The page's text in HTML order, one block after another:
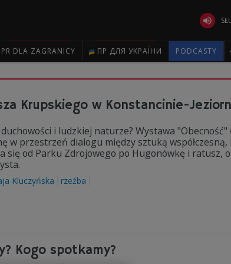

PR DLA ZAGRANICY ПР ДЛЯ УКРАЇНИ PODCASTY
Krupskiego w Konstancinie-
i ludzkiej naturze? Wystawa "Obecność"
w przestrzeń dialogu między sztuką
się od Parku Zdrojowego po Hugonówkę i ratusz,
Kluczyńska rzeźba
Kogo spotkamy?